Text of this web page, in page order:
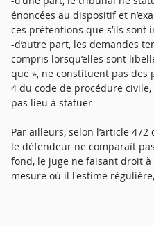
énoncées au dispositif et
ces prétentions que s’ils sont
-d’autre part, les demandes
compris lorsqu’elles sont
que », ne constituent pas des
4 du code de procédure
pas lieu à statuer
Par ailleurs, selon l’article
le défendeur ne comparaît
fond, le juge ne faisant droit
mesure où il l'estime